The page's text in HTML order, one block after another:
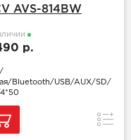
AVS-814BW
р.
Bluetooth/USB/AUX/SD/